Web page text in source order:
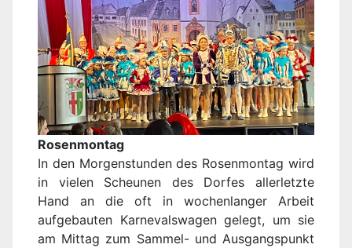
Rosenmontag
In den Morgenstunden des Rosenmontag wird
in vielen Scheunen des Dorfes allerletzte
Hand an die oft in wochenlanger Arbeit
aufgebauten Karnevalswagen gelegt, um sie
am Mittag zum Sammel- und Ausgangspunkt